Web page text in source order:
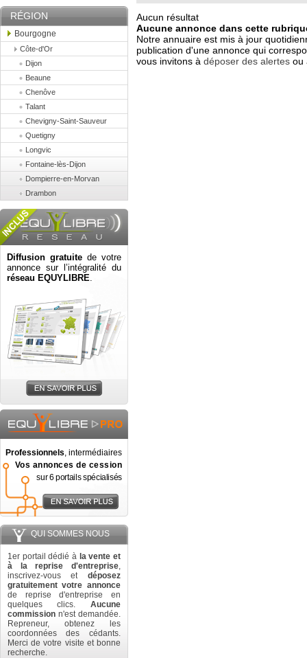
RÉGION
Bourgogne
Côte-d'Or
Dijon
Beaune
Chenôve
Talant
Chevigny-Saint-Sauveur
Quetigny
Longvic
Fontaine-lès-Dijon
Dompierre-en-Morvan
Drambon
Diffusion gratuite de votre
annonce sur l’intégralité du
réseau EQUYLIBRE.
Professionnels, intermédiaires
Vos annonces de cession
sur 6 portails spécialisés
QUI SOMMES NOUS
1er portail dédié à la vente et
à la reprise d'entreprise,
inscrivez-vous et déposez
gratuitement votre annonce
de reprise d'entreprise en
quelques clics. Aucune
commission n'est demandée.
Repreneur, obtenez les
coordonnées des cédants.
Merci de votre visite et bonne
recherche.
Aucun résultat
Aucune annonce dans cette
Notre annuaire est mis à jour
publication d'une annonce qui
vous invitons à déposer des alertes ou